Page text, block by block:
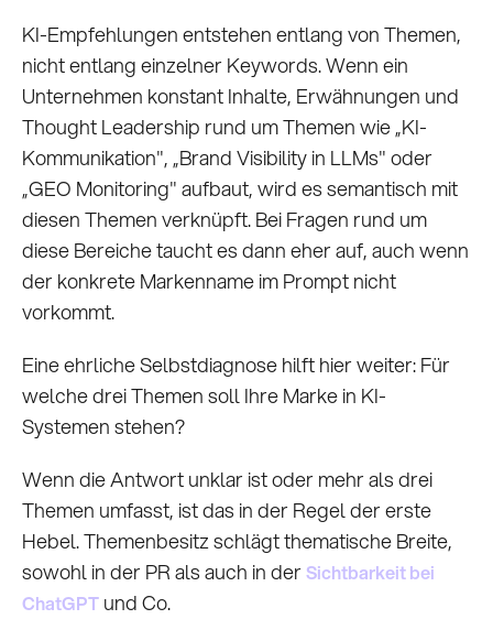
KI-Empfehlungen entstehen entlang von Themen,
nicht entlang einzelner Keywords. Wenn ein
Unternehmen konstant Inhalte, Erwähnungen und
Thought Leadership rund um Themen wie „KI-
Kommunikation", „Brand Visibility in LLMs" oder
„GEO Monitoring" aufbaut, wird es semantisch mit
diesen Themen verknüpft. Bei Fragen rund um
diese Bereiche taucht es dann eher auf, auch wenn
der konkrete Markenname im Prompt nicht
vorkommt.
Eine ehrliche Selbstdiagnose hilft hier weiter: Für
welche drei Themen soll Ihre Marke in KI-
Systemen stehen?
Wenn die Antwort unklar ist oder mehr als drei
Themen umfasst, ist das in der Regel der erste
Hebel. Themenbesitz schlägt thematische Breite,
sowohl in der PR als auch in der Sichtbarkeit bei
ChatGPT und Co.